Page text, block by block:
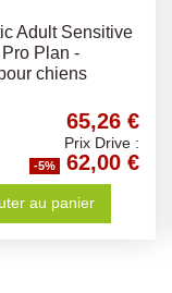
500Gr
3,25 €
Prix Drive :
-5% 3,09 €
au panier